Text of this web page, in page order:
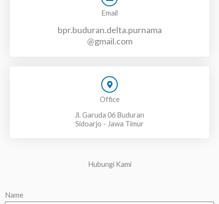
Email
bpr.buduran.delta.purnama
@gmail.com
Office
Jl. Garuda 06 Buduran
Sidoarjo - Jawa Timur
Hubungi Kami
Name